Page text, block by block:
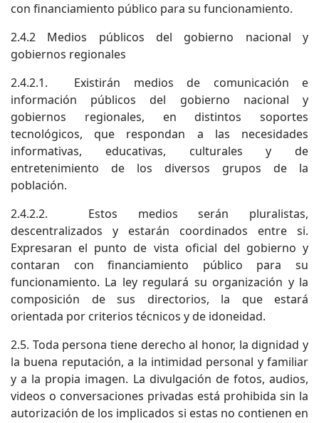
con financiamiento público para su funcionamiento.
2.4.2 Medios públicos del gobierno nacional y
gobiernos regionales
2.4.2.1. Existirán medios de comunicación e
información públicos del gobierno nacional y
gobiernos regionales, en distintos soportes
tecnológicos, que respondan a las necesidades
informativas, educativas, culturales y de
entretenimiento de los diversos grupos de la
población.
2.4.2.2. Estos medios serán pluralistas,
descentralizados y estarán coordinados entre si.
Expresaran el punto de vista oficial del gobierno y
contaran con financiamiento público para su
funcionamiento. La ley regulará su organización y la
composición de sus directorios, la que estará
orientada por criterios técnicos y de idoneidad.
2.5. Toda persona tiene derecho al honor, la dignidad y
la buena reputación, a la intimidad personal y familiar
y a la propia imagen. La divulgación de fotos, audios,
videos o conversaciones privadas está prohibida sin la
autorización de los implicados si estas no contienen en